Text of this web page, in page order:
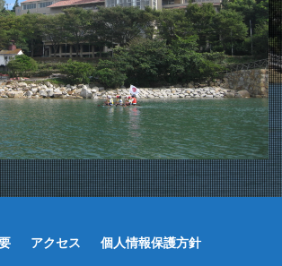
アクセス 個人情報保護方針